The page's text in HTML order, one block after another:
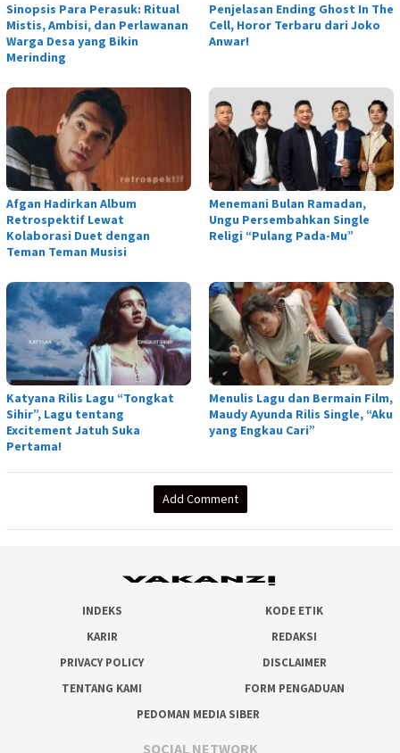
Sinopsis Para Perasuk: Ritual
Mistis, Ambisi, dan Perlawanan
Warga Desa yang Bikin
Merinding
Penjelasan Ending Ghost In The
Cell, Horor Terbaru dari Joko
Anwar!
Afgan Hadirkan Album
Retrospektif Lewat
Kolaborasi Duet dengan
Teman Teman Musisi
Menemani Bulan Ramadan,
Ungu Persembahkan Single
Religi “Pulang Pada-Mu”
Katyana Rilis Lagu “Tongkat
Sihir”, Lagu tentang
Excitement Jatuh Suka
Pertama!
Menulis Lagu dan Bermain Film,
Maudy Ayunda Rilis Single, “Aku
yang Engkau Cari”
Add Comment
INDEKS
KODE ETIK
KARIR
REDAKSI
PRIVACY POLICY
DISCLAIMER
TENTANG KAMI
FORM PENGADUAN
PEDOMAN MEDIA SIBER
SOCIAL NETWORK